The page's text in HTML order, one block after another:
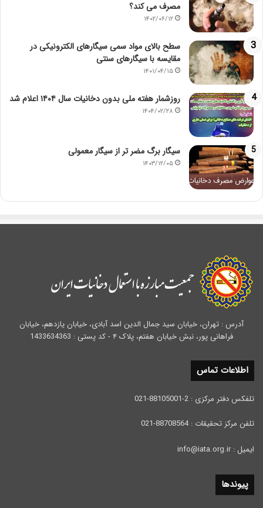
مصرف می کند؟
۱۴۰۲/۰۶/۱۲
سطح بالای مواد سمی سیگارهای الکترونیکی در
مقایسه با سیگارهای سنتی
۱۴۰۱/۰۴/۱۵
روزشمار هفته ملی بدون دخانیات سال ۱۴۰۴ اعلام شد
۱۴۰۴/۰۲/۲۸
سیگار برگ مضر تر از سیگار معمولی
۱۴۰۳/۱۲/۰۵
آدرس : تهران، خیابان سید جمال الدین اسد آبادی، خیابان یازدهم، خیابان
فراهانی پور، نبش خیابان هفتم، پلاک ۴ - کد پستی : 1433634363
اطلاعات تماس
تلفکس دفتر مرکزی : 2-88105001-021
تلفن مرکز تحقیقات : 88708564-021
ایمیل : info@iata.org.ir
پیوندها